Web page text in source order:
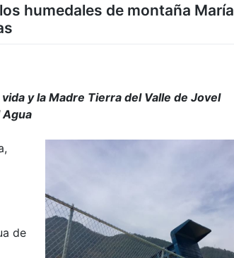
humedales de montaña María
y la Madre Tierra del Valle de Jovel
Agua
de